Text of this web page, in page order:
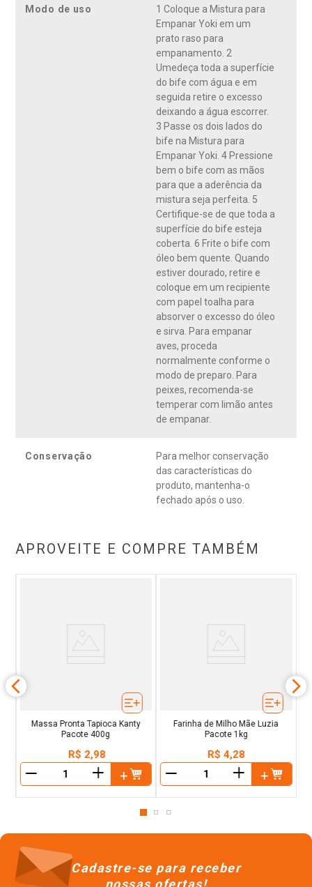
Modo de uso
1 Coloque a Mistura para
Empanar Yoki em um
prato raso para
empanamento. 2
Umedeça toda a superfície
do bife com água e em
seguida retire o excesso
deixando a água escorrer.
3 Passe os dois lados do
bife na Mistura para
Empanar Yoki. 4 Pressione
bem o bife com as mãos
para que a aderência da
mistura seja perfeita. 5
Certifique-se de que toda a
superfície do bife esteja
coberta. 6 Frite o bife com
óleo bem quente. Quando
estiver dourado, retire e
coloque em um recipiente
com papel toalha para
absorver o excesso do óleo
e sirva. Para empanar
aves, proceda
normalmente conforme o
modo de preparo. Para
peixes, recomenda-se
temperar com limão antes
de empanar.
Conservação
Para melhor conservação
das características do
produto, mantenha-o
fechado após o uso.
APROVEITE E COMPRE TAMBÉM
Massa Pronta Tapioca Kanty
Pacote 400g
R$ 2,98
＋
Farinha de Milho Mãe Luzia
Pacote 1kg
R$ 4,28
＋
Cadastre-se para receber
nossas ofertas!